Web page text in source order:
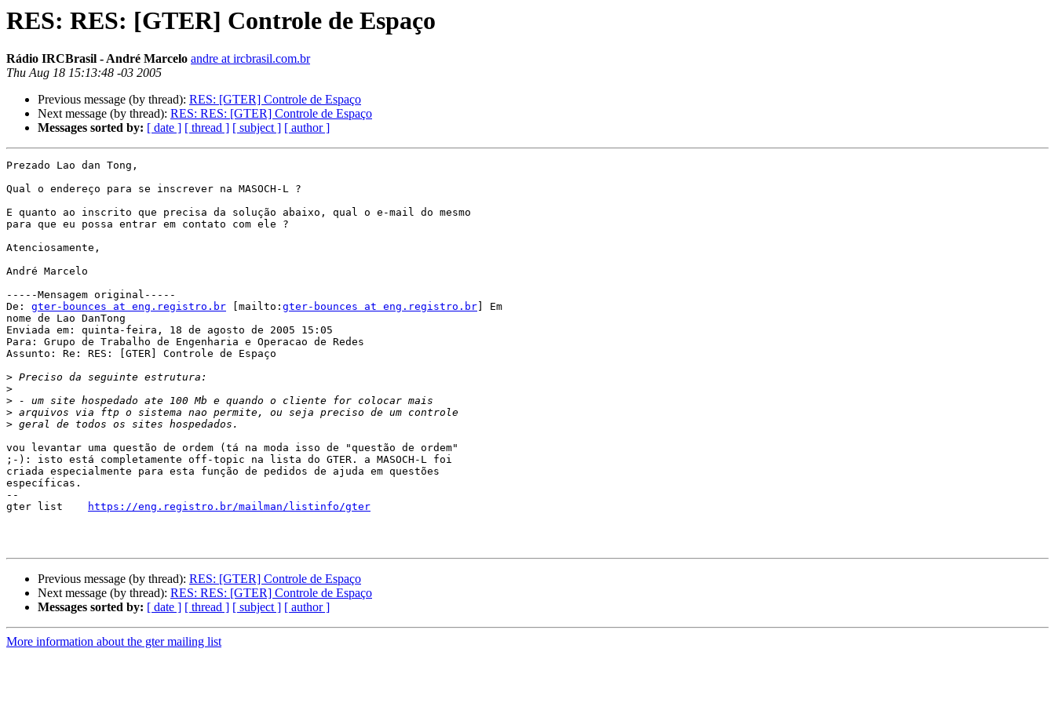
RES: RES: [GTER] Controle de Espaço
Rádio IRCBrasil - André Marcelo andre at ircbrasil.com.br
Thu Aug 18 15:13:48 -03 2005
Previous message (by thread): RES: [GTER] Controle de Espaço
Next message (by thread): RES: RES: [GTER] Controle de Espaço
Messages sorted by: [ date ] [ thread ] [ subject ] [ author ]
Prezado Lao dan Tong,
Qual o endereço para se inscrever na MASOCH-L ?
E quanto ao inscrito que precisa da solução abaixo, qual o e-mail do mesmo
para que eu possa entrar em contato com ele ?
Atenciosamente,
André Marcelo
-----Mensagem original-----
De: gter-bounces at eng.registro.br [mailto: gter-bounces at eng.registro.br ] Em
nome de Lao DanTong
Enviada em: quinta-feira, 18 de agosto de 2005 15:05
Para: Grupo de Trabalho de Engenharia e Operacao de Redes
Assunto: Re: RES: [GTER] Controle de Espaço
>
>
>
>
>
vou levantar uma questão de ordem (tá na moda isso de "questão de ordem"
;-): isto está completamente off-topic na lista do GTER. a MASOCH-L foi
criada especialmente para esta função de pedidos de ajuda em questões
específicas.
--
gter list
https://eng.registro.br/mailman/listinfo/gter
Previous message (by thread): RES: [GTER] Controle de Espaço
Next message (by thread): RES: RES: [GTER] Controle de Espaço
Messages sorted by: [ date ] [ thread ] [ subject ] [ author ]
More information about the gter mailing list